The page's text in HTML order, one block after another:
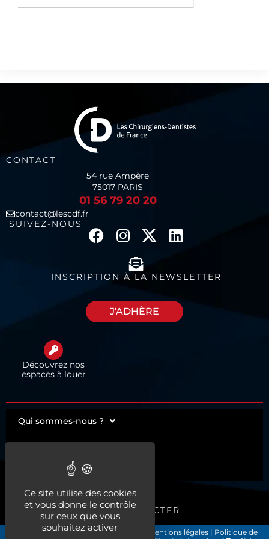
CONTACT
54 rue Ampère
75017 PARIS
01 56 79 20 20
contact@lescdf.fr
SUIVEZ-NOUS
INSCRIPTION À LA NEWSLETTER
J'ADHÈRE
Découvrez nos
espaces à louer
Qui sommes-nous ?
Actualités
Nos services
ME CONNECTER
Les Chirurgiens-Dentistes de France Mentions légales | Politique de
Ce site utilise des cookies
et vous donne le contrôle
sur ceux que vous
souhaitez activer